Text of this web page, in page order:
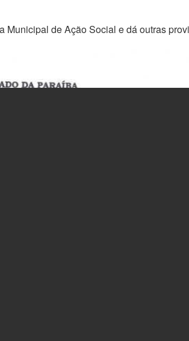
Municipal de Ação Social e dá outras